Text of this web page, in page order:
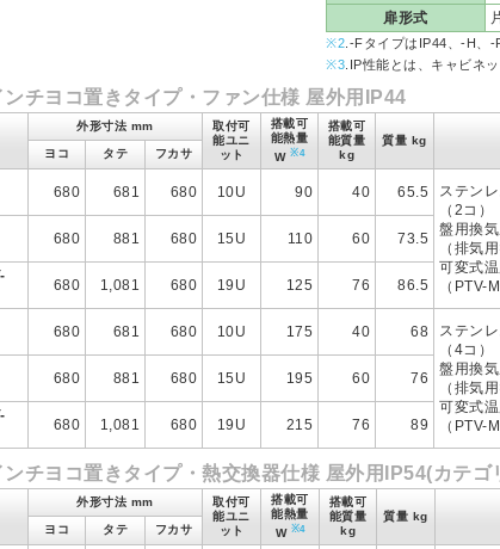
扉形式
※2 .-FタイプはIP44、-H、-
※3 .IP性能とは、キャビネ
チヨコ置きタイプ・ファン仕様 屋外用IP44
外形寸法 mm
取付可
能ユニ
ット
搭載可
能熱量
W ※4
搭載可
能質量
kg
質量 kg
ヨコ タテ フカサ
680 681 680 10U 90 40 65.5
ステン
（2コ）
盤用換
（排気
可変式
（PTV-
680 881 680 15U 110 60 73.5
680 1,081 680 19U 125 76 86.5
680 681 680 10U 175 40 68
ステン
（4コ）
盤用換
（排気
可変式
（PTV-
680 881 680 15U 195 60 76
680 1,081 680 19U 215 76 89
チヨコ置きタイプ・熱交換器仕様 屋外用IP54(カテゴ
外形寸法 mm
取付可
能ユニ
ット
搭載可
能熱量
W ※4
搭載可
能質量
kg
質量 kg
ヨコ タテ フカサ